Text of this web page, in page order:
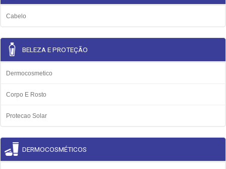
Cabelo
BELEZA E PROTEÇÃO
Dermocosmetico
Corpo E Rosto
Protecao Solar
DERMOCOSMÉTICOS